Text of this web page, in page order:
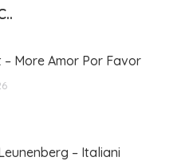
– More Amor Por Favor
– Italiani